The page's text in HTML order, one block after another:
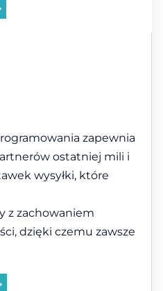
zapewnia
ostatniej mili i
wysyłki, które
z zachowaniem
dzięki czemu zawsze